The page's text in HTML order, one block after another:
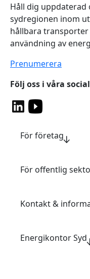
Håll dig uppdaterad
sydregionen inom
hållbara
användning av
Prenumerera
Följ oss i våra
För företag
För offentlig
Kontakt &
Energikontor Syd